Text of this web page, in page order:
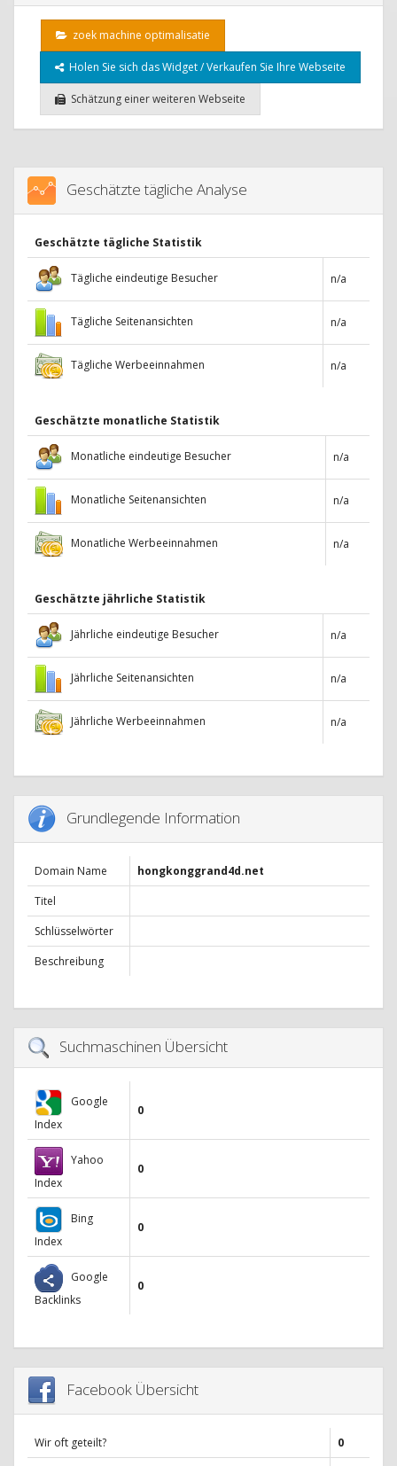
zoek machine optimalisatie
Holen Sie sich das Widget / Verkaufen Sie Ihre Webseite
Schätzung einer weiteren Webseite
Geschätzte tägliche Analyse
Geschätzte tägliche Statistik
Tägliche eindeutige Besucher n/a
Tägliche Seitenansichten n/a
Tägliche Werbeeinnahmen n/a
Geschätzte monatliche Statistik
Monatliche eindeutige Besucher n/a
Monatliche Seitenansichten n/a
Monatliche Werbeeinnahmen n/a
Geschätzte jährliche Statistik
Jährliche eindeutige Besucher n/a
Jährliche Seitenansichten n/a
Jährliche Werbeeinnahmen n/a
Grundlegende Information
Domain Name
hongkonggrand4d.net
Titel
Schlüsselwörter
Beschreibung
Suchmaschinen Übersicht
Google
Index
0
Yahoo
Index
0
Bing
Index
0
Google
Backlinks
0
Facebook Übersicht
Wir oft geteilt?
0